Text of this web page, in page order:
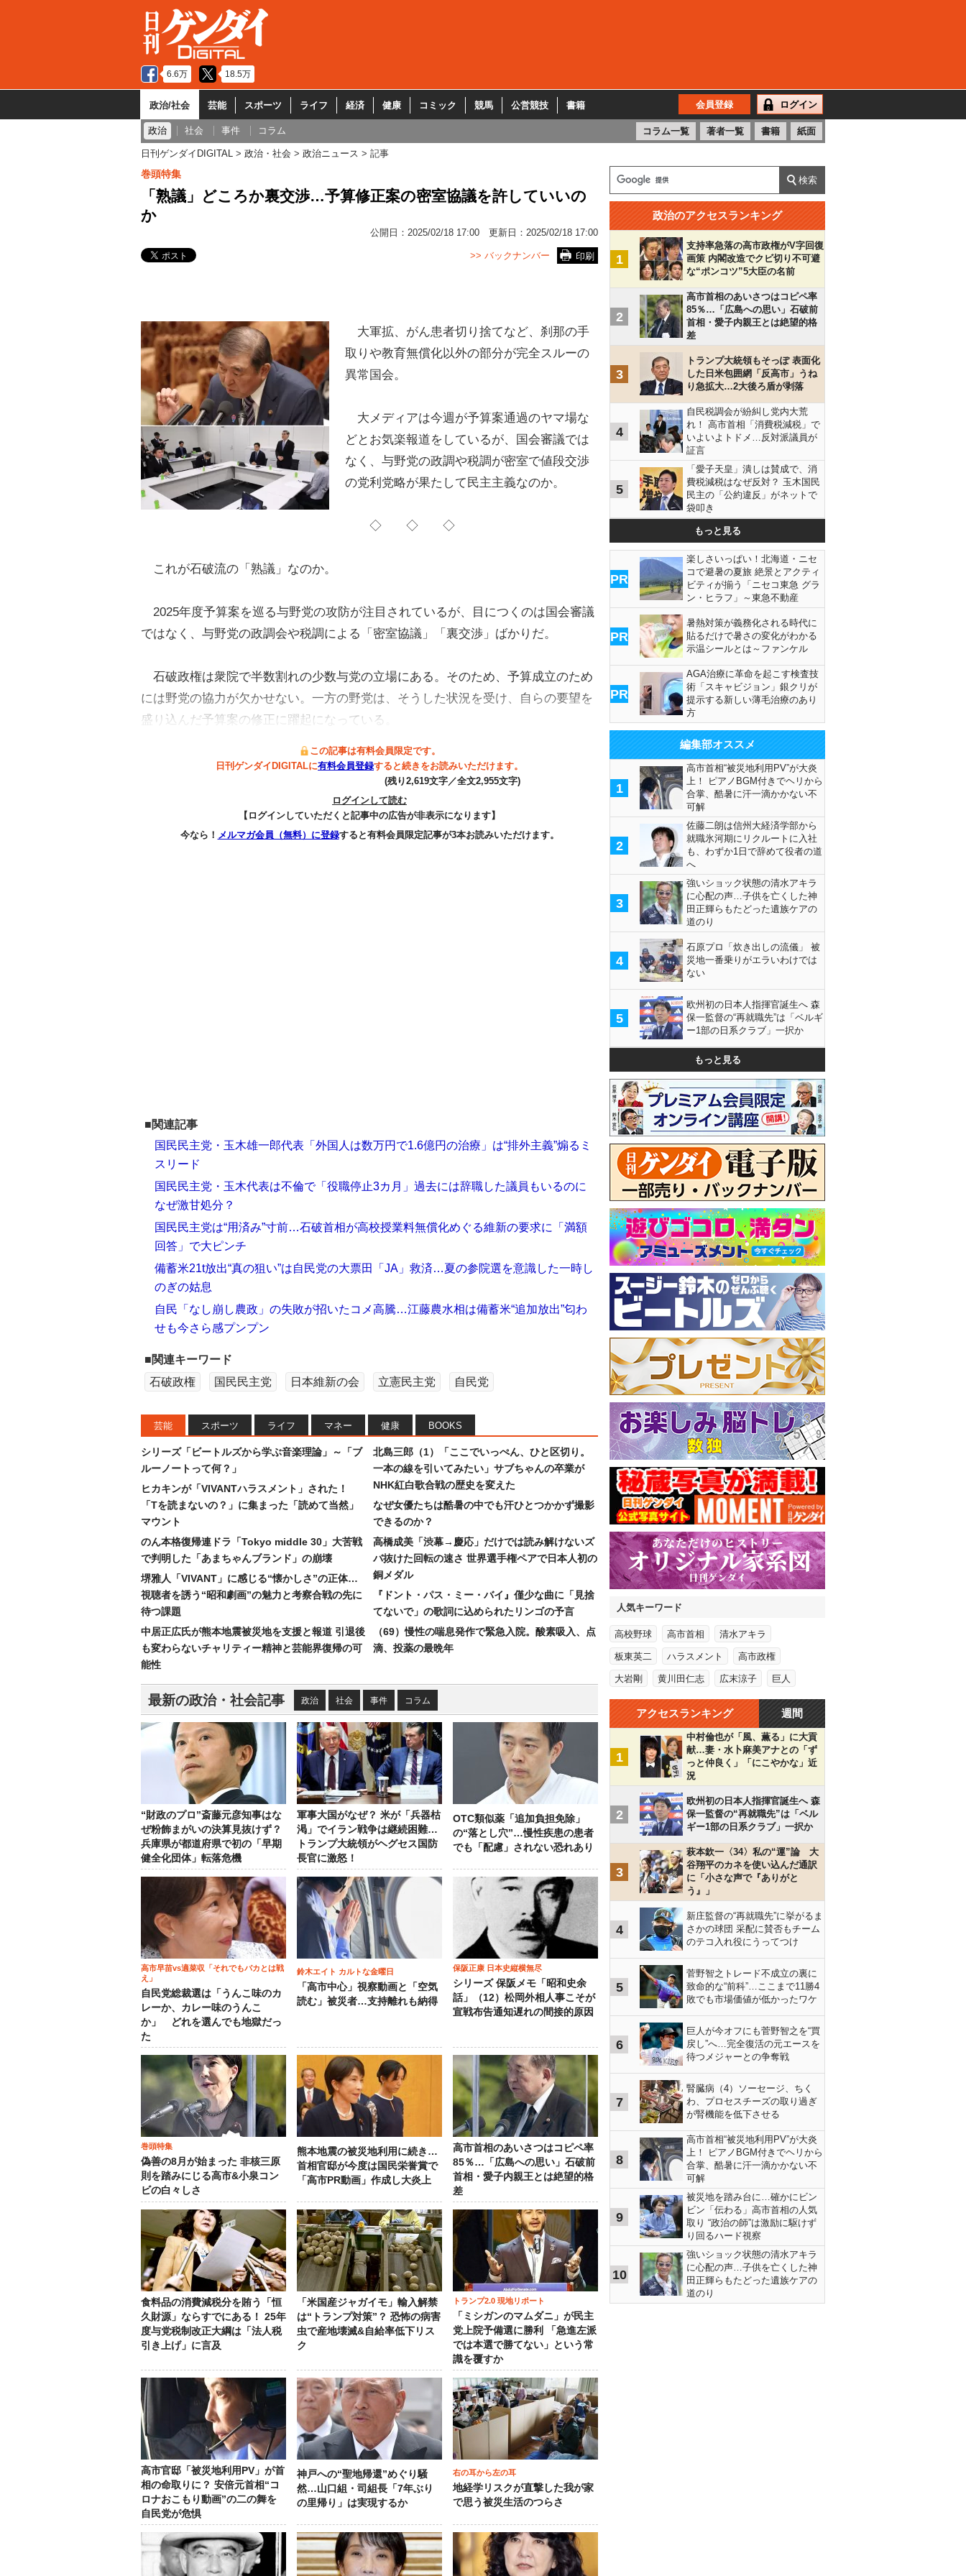
6.6万 18.5万
政治/社会 芸能 スポーツ ライフ 経済 健康 コミック 競馬 公営競技 書籍 会員登録 ログイン
政治 社会 事件 コラム コラム一覧 著者一覧 書籍 紙面
日刊ゲンダイDIGITAL 政治・社会 政治ニュース 記事
巻頭特集
「熟議」どころか裏交渉…予算修正案の密室協議を許していいの
か
公開日： 2025/02/18 17:00 更新日： 2025/02/18 17:00
印刷
>> バックナンバー
大軍拡、がん患者切り捨てなど、刹那の手
取りや教育無償化以外の部分が完全スルーの
異常国会。
大メディアは今週が予算案通過のヤマ場な
どとお気楽報道をしているが、国会審議では
なく、与野党の政調や税調が密室で値段交渉
の党利党略が果たして民主主義なのか。
◇ ◇ ◇
これが石破流の「熟議」なのか。
2025年度予算案を巡る与野党の攻防が注目されているが、目につくのは国会審議
ではなく、与野党の政調会や税調による「密室協議」「裏交渉」ばかりだ。
石破政権は衆院で半数割れの少数与党の立場にある。そのため、予算成立のため
には野党の協力が欠かせない。一方の野党は、そうした状況を受け、自らの要望を
盛り込んだ予算案の修正に躍起になっている。
この記事は有料会員限定です。
日刊ゲンダイDIGITALに有料会員登録すると続きをお読みいただけます。
(残り2,619文字／全文2,955文字)
ログインして読む
【ログインしていただくと記事中の広告が非表示になります】
今なら！ メルマガ会員（無料）に登録すると有料会員限定記事が3本お読みいただけます。
■関連記事
国民民主党・玉木雄一郎代表「外国人は数万円で1.6億円の治療」は“排外主義”煽るミ
スリード
国民民主党・玉木代表は不倫で「役職停止3カ月」過去には辞職した議員もいるのに
なぜ激甘処分？
国民民主党は“用済み”寸前…石破首相が高校授業料無償化めぐる維新の要求に「満額
回答」で大ピンチ
備蓄米21t放出“真の狙い”は自民党の大票田「JA」救済…夏の参院選を意識した一時し
のぎの姑息
自民「なし崩し農政」の失敗が招いたコメ高騰…江藤農水相は備蓄米“追加放出”匂わ
せも今さら感プンプン
■関連キーワード
石破政権
国民民主党 日本維新の会 立憲民主党 自民党
芸能 スポーツ ライフ マネー 健康 BOOKS
シリーズ「ビートルズから学ぶ音楽理論」～「ブ
ルーノートって何？」
ヒカキンが「VIVANTハラスメント」された！
「Tを読まないの？」に集まった「読めて当然」
マウント
のん本格復帰連ドラ「Tokyo middle 30」大苦戦
で判明した「あまちゃんブランド」の崩壊
堺雅人「VIVANT」に感じる“懐かしさ”の正体…
視聴者を誘う“昭和劇画”の魅力と考察合戦の先に
待つ課題
中居正広氏が熊本地震被災地を支援と報道 引退後
も変わらないチャリティー精神と芸能界復帰の可
能性
北島三郎（1）「ここでいっぺん、ひと区切り。
一本の線を引いてみたい」サブちゃんの卒業が
NHK紅白歌合戦の歴史を変えた
なぜ女優たちは酷暑の中でも汗ひとつかかず撮影
できるのか？
高橋成美「渋幕→慶応」だけでは読み解けないズ
バ抜けた回転の速さ 世界選手権ペアで日本人初の
銅メダル
『ドント・パス・ミー・バイ』僅少な曲に「見捨
てないで」の歌詞に込められたリンゴの予言
（69）慢性の喘息発作で緊急入院。酸素吸入、点
滴、投薬の最晩年
最新の政治・社会記事 政治 社会 事件 コラム
“財政のプロ”斎藤元彦知事はな
ぜ粉飾まがいの決算見抜けず？
兵庫県が都道府県で初の「早期
健全化団体」転落危機
軍事大国がなぜ？ 米が「兵器枯
渇」でイラン戦争は継続困難…
トランプ大統領がヘグセス国防
長官に激怒！
OTC類似薬「追加負担免除」
の“落とし穴”…慢性疾患の患者
でも「配慮」されない恐れあり
高市早苗vs適菜収「それでもバカとは戦
え」
自民党総裁選は「うんこ味のカ
レーか、カレー味のうんこ
か」 どれを選んでも地獄だっ
た
鈴木エイト カルトな金曜日
「高市中心」視察動画と「空気
読む」被災者…支持離れも納得
保阪正康 日本史縦横無尽
シリーズ 保阪メモ「昭和史余
話」（12）松岡外相人事こそが
宣戦布告通知遅れの間接的原因
巻頭特集
偽善の8月が始まった 非核三原
則を踏みにじる高市&小泉コン
ビの白々しさ
熊本地震の被災地利用に続き…
首相官邸が今度は国民栄誉賞で
「高市PR動画」作成し大炎上
高市首相のあいさつはコピペ率
85％…「広島への思い」石破前
首相・愛子内親王とは絶望的格
差
食料品の消費減税分を賄う「恒
久財源」ならすでにある！ 25年
度与党税制改正大綱は「法人税
引き上げ」に言及
「米国産ジャガイモ」輸入解禁
は“トランプ対策”？ 恐怖の病害
虫で産地壊滅&自給率低下リス
ク
トランプ2.0 現地リポート
「ミシガンのマムダニ」が民主
党上院予備選に勝利 「急進左派
では本選で勝てない」という常
識を覆すか
高市官邸「被災地利用PV」が首
相の命取りに？ 安倍元首相“コ
ロナおこもり動画”の二の舞を
自民党が危惧
神戸への“聖地帰還”めぐり騒
然…山口組・司組長「7年ぶり
の里帰り」は実現するか
右の耳から左の耳
地経学リスクが直撃した我が家
で思う被災生活のつらさ
政治のアクセスランキング
1
支持率急落の高市政権がV字回復
画策 内閣改造でクビ切り不可避
な“ポンコツ”5大臣の名前
2
高市首相のあいさつはコピペ率
85％…「広島への思い」石破前
首相・愛子内親王とは絶望的格
差
3
トランプ大統領もそっぽ 表面化
した日米包囲網「反高市」うね
り急拡大…2大後ろ盾が剥落
4
自民税調会が紛糾し党内大荒
れ！ 高市首相「消費税減税」で
いよいよトドメ…反対派議員が
証言
5
「愛子天皇」潰しは賛成で、消
費税減税はなぜ反対？ 玉木国民
民主の「公約違反」がネットで
袋叩き
もっと見る
PR
楽しさいっぱい！北海道・ニセ
コで避暑の夏旅 絶景とアクティ
ビティが揃う「ニセコ東急 グラ
ン・ヒラフ」～東急不動産
PR
暑熱対策が義務化される時代に
貼るだけで暑さの変化がわかる
示温シールとは～ファンケル
PR
AGA治療に革命を起こす検査技
術「スキャビジョン」銀クリが
提示する新しい薄毛治療のあり
方
編集部オススメ
1
高市首相“被災地利用PV”が大炎
上！ ピアノBGM付きでヘリから
合掌、酷暑に汗一滴かかない不
可解
2
佐藤二朗は信州大経済学部から
就職氷河期にリクルートに入社
も、わずか1日で辞めて役者の道
へ
3
強いショック状態の清水アキラ
に心配の声…子供を亡くした神
田正輝らもたどった遺族ケアの
道のり
4
石原プロ「炊き出しの流儀」 被
災地一番乗りがエラいわけでは
ない
5
欧州初の日本人指揮官誕生へ 森
保一監督の“再就職先”は「ベルギ
ー1部の日系クラブ」一択か
もっと見る
人気キーワード
高校野球 高市首相 清水アキラ
板東英二 ハラスメント 高市政権
大岩剛 黄川田仁志 広末涼子 巨人
アクセスランキング 週間
1
中村倫也が「風、薫る」に大貢
献…妻・水卜麻美アナとの「ず
っと仲良く」「にこやかな」近
況
2
欧州初の日本人指揮官誕生へ 森
保一監督の“再就職先”は「ベル
ギー1部の日系クラブ」一択か
3
萩本欽一〈34〉私の“運”論 大
谷翔平のカネを使い込んだ通訳
に「小さな声で『ありがと
う』」
4
新庄監督の“再就職先”に挙がるま
さかの球団 采配に賛否もチーム
のテコ入れ役にうってつけ
5
菅野智之トレード不成立の裏に
致命的な“前科”…ここまで11勝4
敗でも市場価値が低かったワケ
6
巨人が今オフにも菅野智之を“買
戻し”へ…完全復活の元エースを
待つメジャーとの争奪戦
7
腎臓病（4）ソーセージ、ちく
わ、プロセスチーズの取り過ぎ
が腎機能を低下させる
8
高市首相“被災地利用PV”が大炎
上！ ピアノBGM付きでヘリから
合掌、酷暑に汗一滴かかない不
可解
9
被災地を踏み台に…確かにビン
ビン「伝わる」高市首相の人気
取り “政治の師”は激励に駆けず
り回るハード視察
10
強いショック状態の清水アキラ
に心配の声…子供を亡くした神
田正輝らもたどった遺族ケアの
道のり